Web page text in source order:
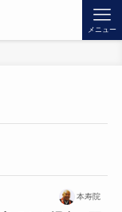
メニュー
本寿院